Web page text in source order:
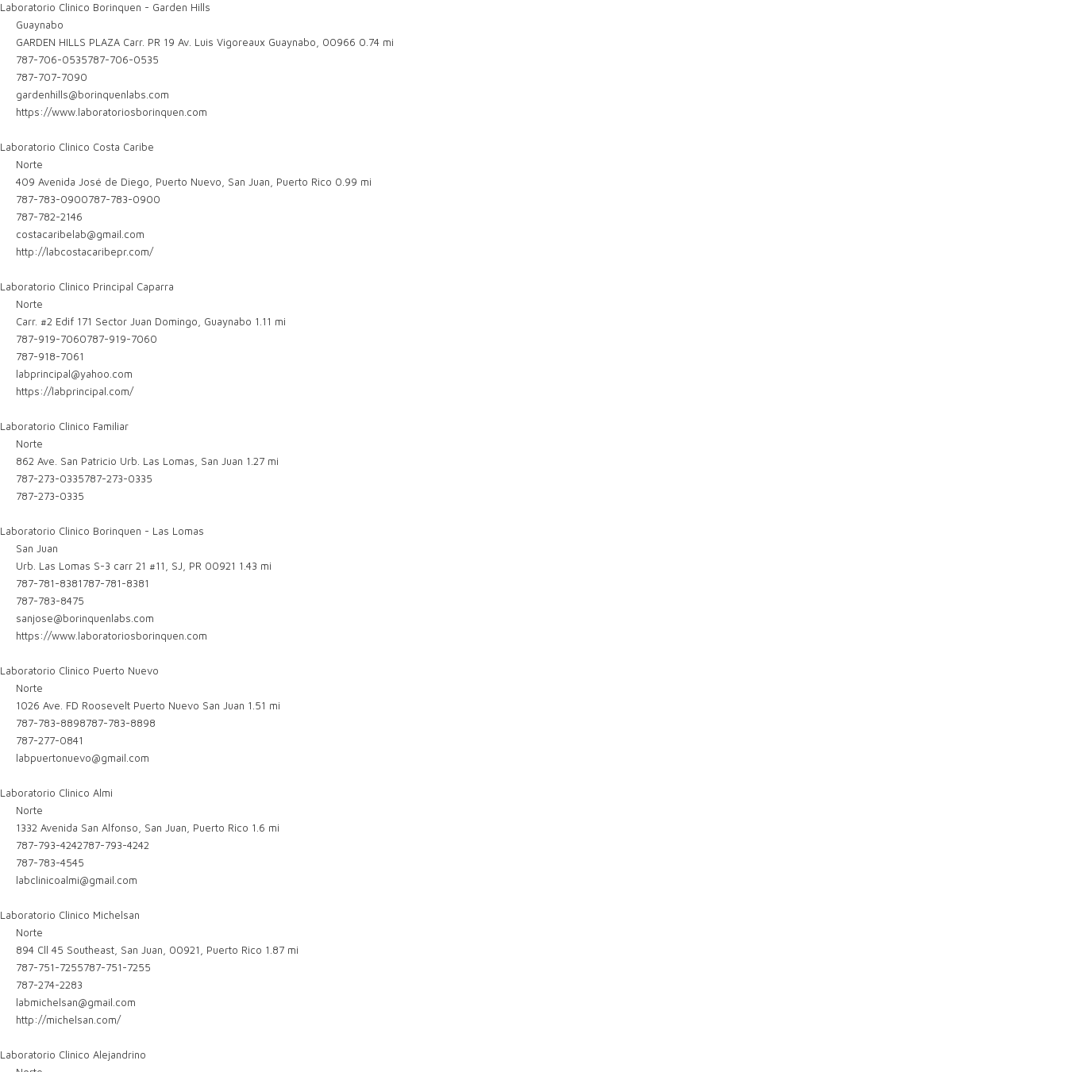
Laboratorio Clinico Borinquen - Garden Hills
Guaynabo
GARDEN HILLS PLAZA Carr. PR 19 Av. Luis Vigoreaux Guaynabo, 00966 0.74 mi
787-706-0535787-706-0535
787-707-7090
gardenhills@borinquenlabs.com
https://www.laboratoriosborinquen.com
Laboratorio Clinico Costa Caribe
Norte
409 Avenida José de Diego, Puerto Nuevo, San Juan, Puerto Rico 0.99 mi
787-783-0900787-783-0900
787-782-2146
costacaribelab@gmail.com
http://labcostacaribepr.com/
Laboratorio Clinico Principal Caparra
Norte
Carr. #2 Edif 171 Sector Juan Domingo, Guaynabo 1.11 mi
787-919-7060787-919-7060
787-918-7061
labprincipal@yahoo.com
https://labprincipal.com/
Laboratorio Clinico Familiar
Norte
862 Ave. San Patricio Urb. Las Lomas, San Juan 1.27 mi
787-273-0335787-273-0335
787-273-0335
Laboratorio Clinico Borinquen - Las Lomas
San Juan
Urb. Las Lomas S-3 carr 21 #11, SJ, PR 00921 1.43 mi
787-781-8381787-781-8381
787-783-8475
sanjose@borinquenlabs.com
https://www.laboratoriosborinquen.com
Laboratorio Clinico Puerto Nuevo
Norte
1026 Ave. FD Roosevelt Puerto Nuevo San Juan 1.51 mi
787-783-8898787-783-8898
787-277-0841
labpuertonuevo@gmail.com
Laboratorio Clinico Almi
Norte
1332 Avenida San Alfonso, San Juan, Puerto Rico 1.6 mi
787-793-4242787-793-4242
787-783-4545
labclinicoalmi@gmail.com
Laboratorio Clinico Michelsan
Norte
894 Cll 45 Southeast, San Juan, 00921, Puerto Rico 1.87 mi
787-751-7255787-751-7255
787-274-2283
labmichelsan@gmail.com
http://michelsan.com/
Laboratorio Clinico Alejandrino